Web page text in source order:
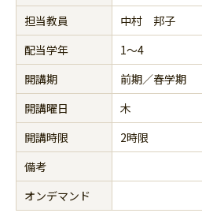
担当教員
中村 邦子
配当学年
1～4
開講期
前期／春学期
開講曜日
木
開講時限
2時限
備考
オンデマンド